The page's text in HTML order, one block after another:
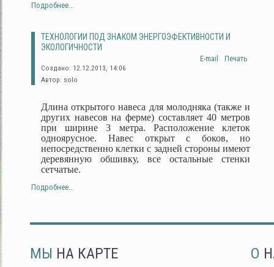
Подробнее...
ТЕХНОЛОГИИ ПОД ЗНАКОМ ЭНЕРГОЭФЕКТИВНОСТИ И
ЭКОЛОГИЧНОСТИ
Печать
E-mail
Создано: 12.12.2013, 14:06
Автор: solo
Длина открытого навеса для молодняка (также и
других навесов на ферме) составляет 40 метров
при ширине 3 метра. Расположение клеток
одноярусное. Навес открыт с боков, но
непосредственно клетки с задней стороны имеют
деревянную обшивку, все остальные стенки
сетчатые.
Подробнее...
МЫ НА КАРТЕ О